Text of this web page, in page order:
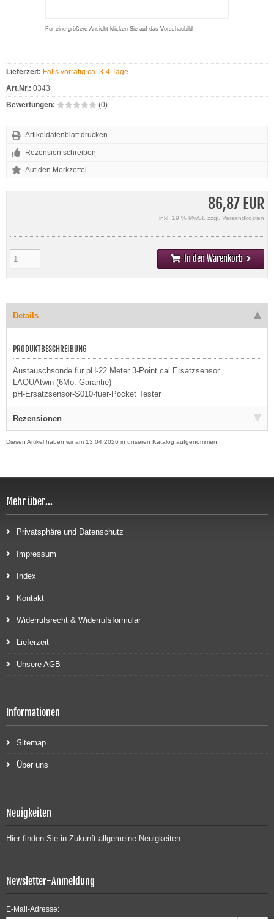
Für eine größere Ansicht klicken Sie auf das Vorschaubild
86,87 EUR
inkl. 19 % MwSt. zzgl. Versandkosten
In den Warenkorb
Lieferzeit: Falls vorrätig ca. 3-4 Tage
Art.Nr.: 0343
Bewertungen:
(0)
Artikeldatenblatt drucken
Rezension schreiben
Details
PRODUKTBESCHREIBUNG
Austauschsonde für pH-22 Meter 3-Point cal.Ersatzsensor
LAQUAtwin (6Mo. Garantie)
pH-Ersatzsensor-S010-fuer-Pocket Tester
Rezensionen
Diesen Artikel haben wir am 13.04.2026 in unseren Katalog aufgenommen.
Mehr über...
Privatsphäre und Datenschutz
Impressum
Index
Kontakt
Widerrufsrecht & Widerrufsformular
Lieferzeit
Unsere AGB
Informationen
Sitemap
Über uns
Neuigkeiten
Hier finden Sie in Zukunft allgemeine Neuigkeiten.
Newsletter-Anmeldung
E-Mail-Adresse: